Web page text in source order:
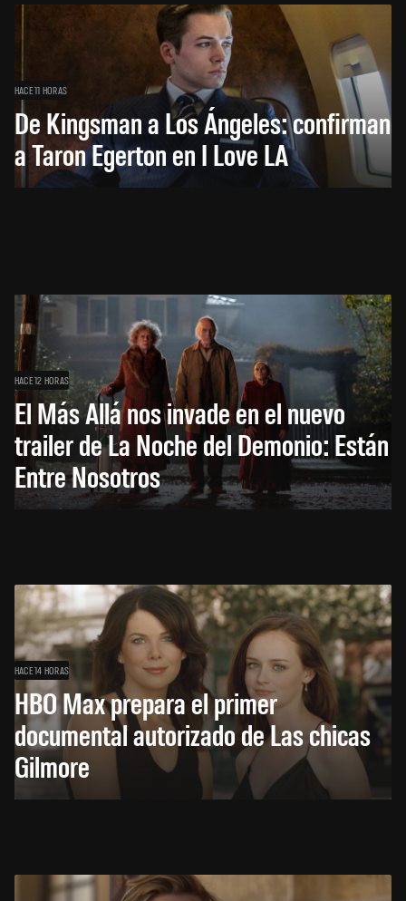
HACE 11 HORAS
De Kingsman a Los Ángeles: confirman
a Taron Egerton en I Love LA
HACE 12 HORAS
El Más Allá nos invade en el nuevo
trailer de La Noche del Demonio: Están
Entre Nosotros
HACE 14 HORAS
HBO Max prepara el primer
documental autorizado de Las chicas
Gilmore